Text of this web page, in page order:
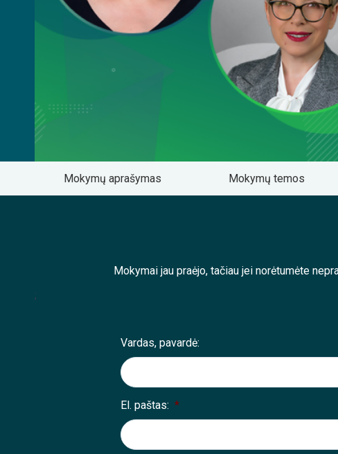
Mokymų aprašymas Mokymų temos
Mokymai jau praėjo, tačiau jei norėtumėte
;
Vardas, pavardė:
El. paštas: *